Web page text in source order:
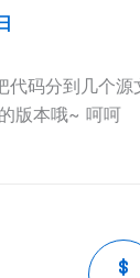
码分到几个
版本哦~ 呵呵